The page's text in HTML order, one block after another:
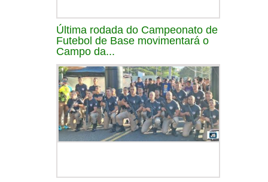
Última rodada do Campeonato de
Futebol de Base movimentará o
Campo da...